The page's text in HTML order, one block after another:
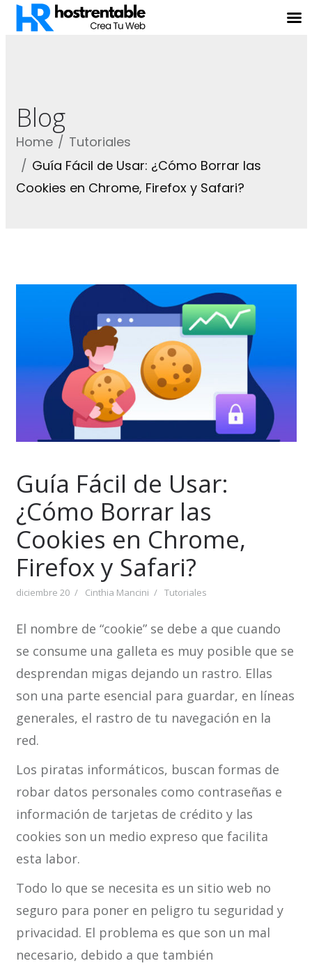
Blog
Home
Tutoriales
Guía Fácil de Usar: ¿Cómo Borrar las
Cookies en Chrome, Firefox y Safari?
Guía Fácil de Usar:
¿Cómo Borrar las
Cookies en Chrome,
Firefox y Safari?
diciembre 20 Cinthia Mancini Tutoriales
El nombre de “cookie” se debe a que cuando
se consume una galleta es muy posible que se
desprendan migas dejando un rastro. Ellas
son una parte esencial para guardar, en líneas
generales, el rastro de tu navegación en la
red.
Los piratas informáticos, buscan formas de
robar datos personales como contraseñas e
información de tarjetas de crédito y las
cookies son un medio expreso que facilita
esta labor.
Todo lo que se necesita es un sitio web no
seguro para poner en peligro tu seguridad y
privacidad. El problema es que son un mal
necesario, debido a que también